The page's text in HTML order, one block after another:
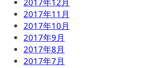
2017年11月
2017年10月
2017年9月
2017年8月
2017年7月